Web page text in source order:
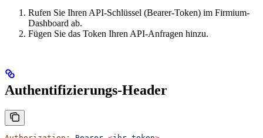
Rufen Sie Ihren API-Schlüssel (Bearer-Token) im Firmium-
Dashboard ab.
Fügen Sie das Token Ihren API-Anfragen hinzu.
Authentifizierungs-Header